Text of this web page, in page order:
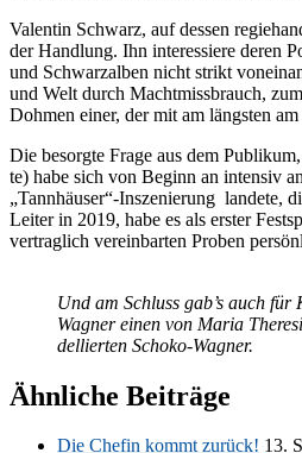
Va­len­tin Schwarz, auf des­sen
der Hand­lung. Ihn in­ter­es­sie­re de­ren
und Schwarz­al­ben nicht strikt
und Welt durch Macht­miss­brauch,
Doh­men ei­ner, der mit am längs­ten
Die be­sorg­te Fra­ge aus dem
te) habe sich von Be­ginn an in­ten­siv
„Tannhäuser“-Inszenierung lan­de­te,
Leiter in 2019, habe es als ers­ter
ver­trag­lich ver­ein­bar­ten Pro­ben
Und am Schluss gab’s auch für
Wag­ner ei­nen von Ma­ria
del­lier­ten Schoko-Wagner.
Ähnliche Beiträge
Die Che­fin kommt zu­rück! 13.